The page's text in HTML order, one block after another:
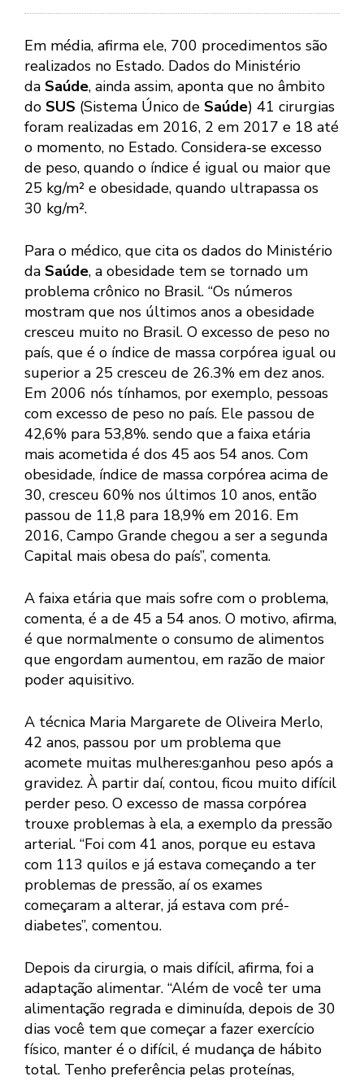
Em média, afirma ele, 700 procedimentos são
realizados no Estado. Dados do Ministério
da Saúde, ainda assim, aponta que no âmbito
do SUS (Sistema Único de Saúde) 41 cirurgias
foram realizadas em 2016, 2 em 2017 e 18 até
o momento, no Estado. Considera-se excesso
de peso, quando o índice é igual ou maior que
25 kg/m² e obesidade, quando ultrapassa os
30 kg/m².
Para o médico, que cita os dados do Ministério
da Saúde, a obesidade tem se tornado um
problema crônico no Brasil. “Os números
mostram que nos últimos anos a obesidade
cresceu muito no Brasil. O excesso de peso no
país, que é o índice de massa corpórea igual ou
superior a 25 cresceu de 26.3% em dez anos.
Em 2006 nós tínhamos, por exemplo, pessoas
com excesso de peso no país. Ele passou de
42,6% para 53,8%. sendo que a faixa etária
mais acometida é dos 45 aos 54 anos. Com
obesidade, índice de massa corpórea acima de
30, cresceu 60% nos últimos 10 anos, então
passou de 11,8 para 18,9% em 2016. Em
2016, Campo Grande chegou a ser a segunda
Capital mais obesa do país”, comenta.
A faixa etária que mais sofre com o problema,
comenta, é a de 45 a 54 anos. O motivo, afirma,
é que normalmente o consumo de alimentos
que engordam aumentou, em razão de maior
poder aquisitivo.
A técnica Maria Margarete de Oliveira Merlo,
42 anos, passou por um problema que
acomete muitas mulheres:ganhou peso após a
gravidez. À partir daí, contou, ficou muito difícil
perder peso. O excesso de massa corpórea
trouxe problemas à ela, a exemplo da pressão
arterial. “Foi com 41 anos, porque eu estava
com 113 quilos e já estava começando a ter
problemas de pressão, aí os exames
começaram a alterar, já estava com pré-
diabetes”, comentou.
Depois da cirurgia, o mais difícil, afirma, foi a
adaptação alimentar. “Além de você ter uma
alimentação regrada e diminuída, depois de 30
dias você tem que começar a fazer exercício
físico, manter é o difícil, é mudança de hábito
total. Tenho preferência pelas proteínas,